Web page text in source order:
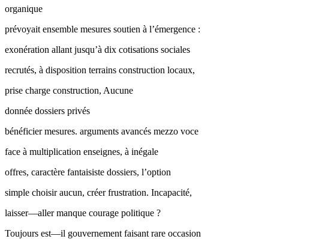
organique
prévoyait ensemble mesures soutien à l’émergence :
exonération allant jusqu’à dix cotisations sociales
recrutés, à disposition terrains construction locaux,
prise charge construction, Aucune
donnée dossiers privés
bénéficier mesures. arguments avancés mezzo voce
face à multiplication enseignes, à inégale
offres, caractère fantaisiste dossiers, l’option
simple choisir aucun, créer frustration. Incapacité,
laisser—aller manque courage politique ?
Toujours est—il gouvernement faisant rare occasion